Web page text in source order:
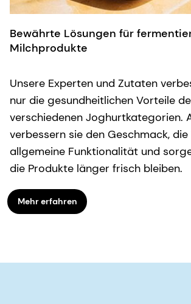
Bewährte Lösungen für
Milchprodukte
Unsere Experten und Zutaten
nur die gesundheitlichen Vorteile
verschiedenen Joghurtkategorien.
verbessern sie den Geschmack,
allgemeine Funktionalität und
die Produkte länger frisch bleiben.
Mehr erfahren